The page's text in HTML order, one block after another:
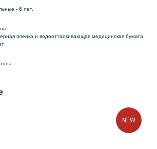
- 6 лет.
пленка и водоотталкивающая медицинская бумага
NEW